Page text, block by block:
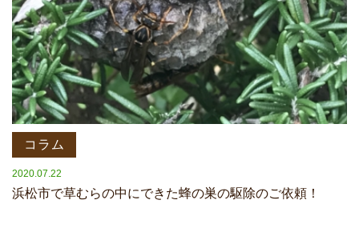
コラム
2020.07.22
浜松市で草むらの中にできた蜂の巣の駆除のご依頼！